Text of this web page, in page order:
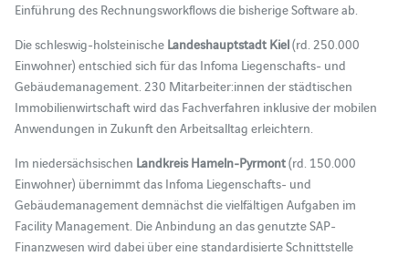
Einführung des Rechnungsworkflows die bisherige Software ab.
Die schleswig-holsteinische Landeshauptstadt Kiel(rd. 250.000
Einwohner) entschied sich für das Infoma Liegenschafts- und
Gebäudemanagement. 230 Mitarbeiter:innen der städtischen
Immobilienwirtschaft wird das Fachverfahren inklusive der mobilen
Anwendungen in Zukunft den Arbeitsalltag erleichtern.
Im niedersächsischen Landkreis Hameln-Pyrmont(rd. 150.000
Einwohner) übernimmt das Infoma Liegenschafts- und
Gebäudemanagement demnächst die vielfältigen Aufgaben im
Facility Management. Die Anbindung an das genutzte SAP-
Finanzwesen wird dabei über eine standardisierte Schnittstelle